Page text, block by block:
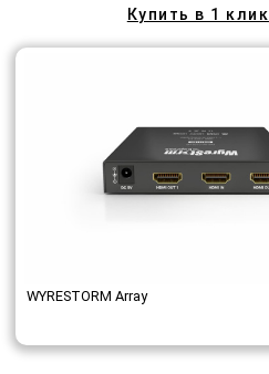
Купить в 1 клик
WYRESTORM Array